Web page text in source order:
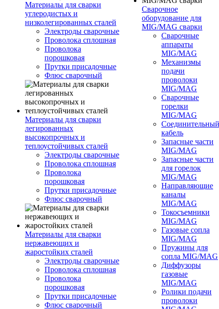
Материалы для сварки
углеродистых и
низколегированных сталей
Электроды сварочные
Проволока сплошная
Проволока
порошковая
Прутки присадочные
Флюс сварочный
Материалы для сварки
легированных
высокопрочных и
теплоустойчивых сталей
Электроды сварочные
Проволока сплошная
Проволока
порошковая
Прутки присадочные
Флюс сварочный
Материалы для сварки
нержавеющих и
жаростойких сталей
Электроды сварочные
Проволока сплошная
Проволока
порошковая
Прутки присадочные
Флюс сварочный
Сварочное
оборудование для
MIG/MAG сварки
Сварочные
аппараты
MIG/MAG
Механизмы
подачи
проволоки
MIG/MAG
Сварочные
горелки
MIG/MAG
Соединительный
кабель
Запасные части
MIG/MAG
Запасные части
для горелок
MIG/MAG
Направляющие
каналы
MIG/MAG
Токосъемники
MIG/MAG
Газовые сопла
MIG/MAG
Пружины для
сопла MIG/MAG
Диффузоры
газовые
MIG/MAG
Ролики подачи
проволоки